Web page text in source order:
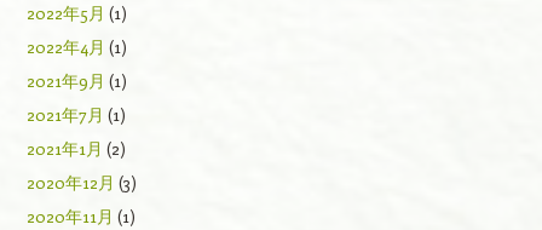
2022年5月 (1)
2022年4月 (1)
2021年9月 (1)
2021年7月 (1)
2021年1月 (2)
2020年12月 (3)
2020年11月 (1)